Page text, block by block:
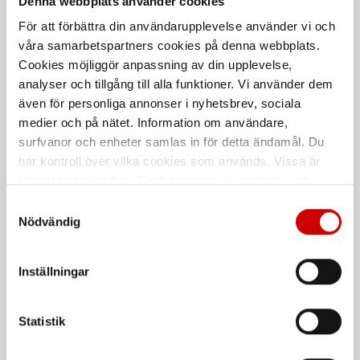
För att förbättra din användarupplevelse använder vi och
våra samarbetspartners cookies på denna webbplats.
Cookies möjliggör anpassning av din upplevelse,
analyser och tillgång till alla funktioner. Vi använder dem
även för personliga annonser i nyhetsbrev, sociala
medier och på nätet. Information om användare,
surfvanor och enheter samlas in för detta ändamål. Du
har kontroll över vilka cookies som används. Vissa är
länder utanför EU med olika dataskyddsnormer. Genom
att godkänna samtycker du till sådana överföringar. Läs
Nödvändig
Inställningar
Statistik
Hålrumsvax
Skyddar hålrum på fordon mot
Rostskyddsvax
Underredsskydd vaxbaserad